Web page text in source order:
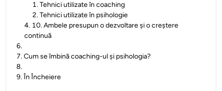
1.Tehnici utilizate în coaching
2.Tehnici utilizate în psihologie
4. 10. Ambele presupun o dezvoltare și o creștere
continuă
6.
7.Cum se îmbină coaching-ul și psihologia?
8.
9.În Încheiere